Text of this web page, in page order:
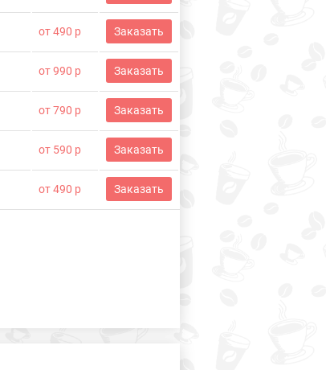
от 490 р Заказать
от 990 р Заказать
от 790 р Заказать
от 590 р Заказать
от 490 р Заказать